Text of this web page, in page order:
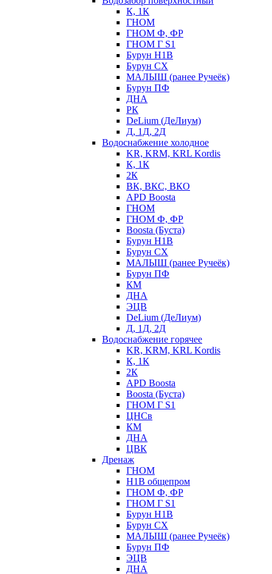
К, 1К
ГНОМ
ГНОМ Ф, ФР
ГНОМ Г S1
Бурун Н1В
Бурун СХ
МАЛЫШ (ранее Ручеёк)
Бурун ПФ
ДНА
РК
DeLium (ДеЛиум)
Д, 1Д, 2Д
Водоснабжение холодное
KR, KRM, KRL Kordis
К, 1К
2К
ВК, ВКС, ВКО
APD Boosta
ГНОМ
ГНОМ Ф, ФР
Boosta (Буста)
Бурун Н1В
Бурун СХ
МАЛЫШ (ранее Ручеёк)
Бурун ПФ
КМ
ДНА
ЭЦВ
DeLium (ДеЛиум)
Д, 1Д, 2Д
Водоснабжение горячее
KR, KRM, KRL Kordis
К, 1К
2К
APD Boosta
Boosta (Буста)
ГНОМ Г S1
ЦНСв
КМ
ДНА
ЦВК
Дренаж
ГНОМ
Н1В общепром
ГНОМ Ф, ФР
ГНОМ Г S1
Бурун Н1В
Бурун СХ
МАЛЫШ (ранее Ручеёк)
Бурун ПФ
ЭЦВ
ДНА